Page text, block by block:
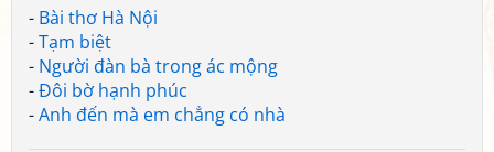
- Bài thơ Hà Nội
-Tạm biệt
- Người đàn bà trong ác mộng
-Đôi bờ hạnh phúc
-Anh đến mà em chẳng có nhà